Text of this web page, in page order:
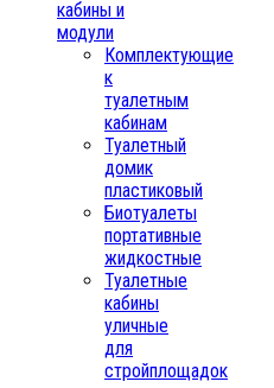
кабины и
модули
Комплектующие
к
туалетным
кабинам
Туалетный
домик
пластиковый
Биотуалеты
портативные
жидкостные
Туалетные
кабины
уличные
для
стройплощадок